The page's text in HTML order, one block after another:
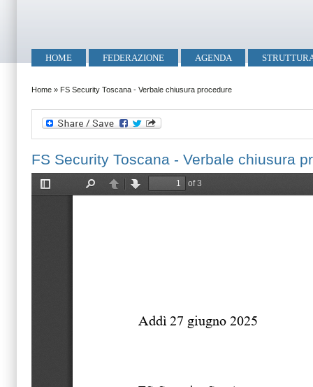
Menu principale
HOME FEDERAZIONE AGENDA
Tu sei qui
Home » FS Security Toscana - Verbale chiusura procedure
FS Security Toscana - Verbale chiusura